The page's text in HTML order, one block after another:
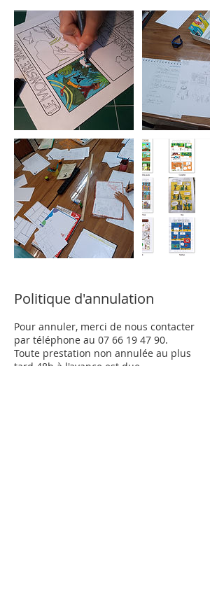
Politique d'annulation
Pour annuler, merci de nous contacter
par téléphone au 07 66 19 47 90.
Toute prestation non annulée au plus
tard 48h à l'avance est due.